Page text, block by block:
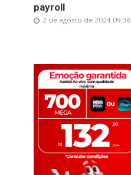
payroll
2 de agosto de 2024 09:36